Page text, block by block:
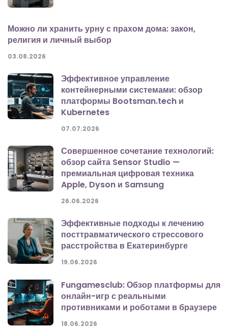
Можно ли хранить урну с прахом дома: закон,
религия и личный выбор
03.08.2026
Эффективное управление
контейнерными системами: обзор
платформы Bootsman.tech и
Kubernetes
07.07.2026
Совершенное сочетание технологий:
обзор сайта Sensor Studio —
премиальная цифровая техника
Apple, Dyson и Samsung
26.06.2026
Эффективные подходы к лечению
посттравматического стрессового
расстройства в Екатеринбурге
19.06.2026
Fungamesclub: Обзор платформы для
онлайн-игр с реальными
противниками и роботами в браузере
18.06.2026